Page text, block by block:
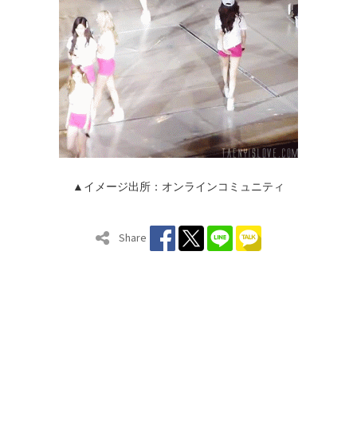
▲イメージ出所：オンラインコミュニティ
Share